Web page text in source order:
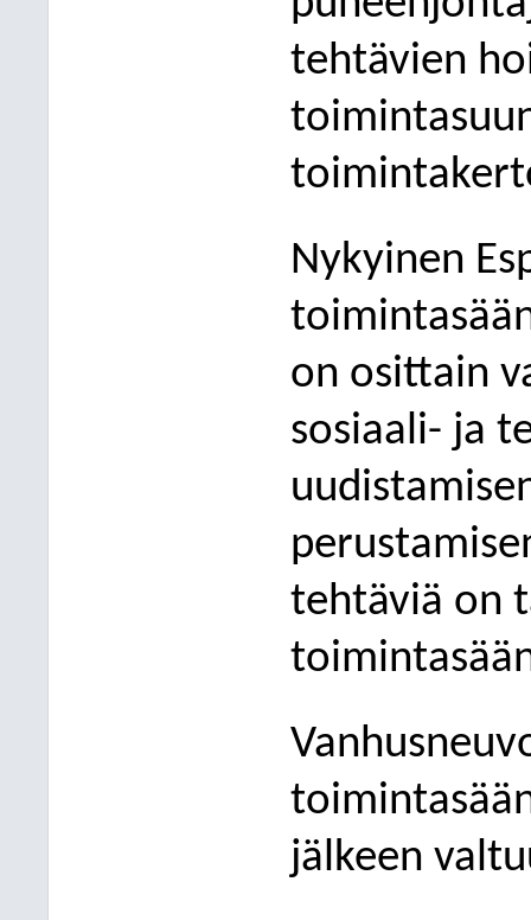
tehtävien
Nykyinen
on osittain
sosiaali- ja
tehtäviä on
V
jälkeen